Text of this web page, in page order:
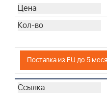
Поставка из EU до 5